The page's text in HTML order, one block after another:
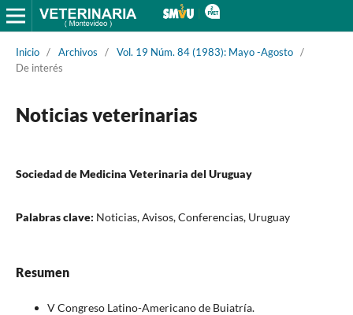
Inicio / Archivos / Vol. 19 Núm. 84 (1983): Mayo -Agosto /
De interés
Noticias veterinarias
Sociedad de Medicina Veterinaria del Uruguay
Palabras clave: Noticias, Avisos, Conferencias, Uruguay
Resumen
V Congreso Latino-Americano de Buiatría.